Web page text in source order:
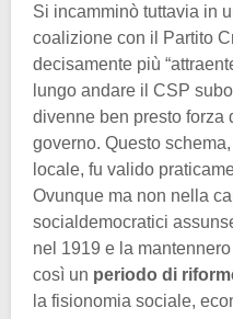
Si incamminò tuttavia in
coalizione con il Partito
decisamente più
lungo andare il CSP
divenne ben presto forza
governo. Questo
locale, fu valido
Ovunque ma non nella
socialdemocratici
nel 1919 e la
così un periodo di
la fisionomia sociale,